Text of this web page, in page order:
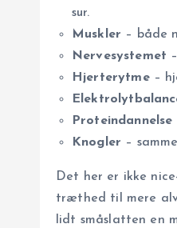
sur.
Muskler – både
Nervesystemet
Hjerterytme–
Proteindannelse
Knogler –
Det her er ikke
træthed til mere
lidt småslatten en